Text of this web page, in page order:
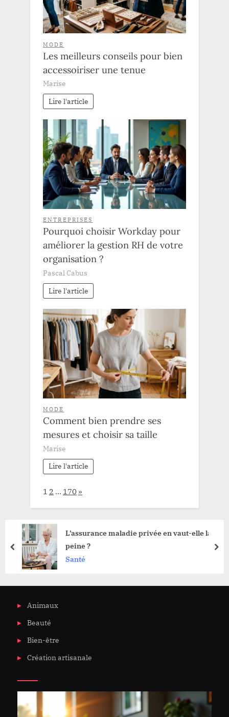
MODE
Les meilleurs conseils pour bien
accessoiriser une tenue
Marise
Lire l'article
ENTREPRISES
Pourquoi choisir Workday pour
améliorer la gestion RH de votre
organisation ?
Pascal Cabus
Lire l'article
MODE
Comment bien prendre ses
mesures et choisir sa taille
Marise
Lire l'article
Page:
1 2 … 170 Next
»
L’assurance maladie privée en vaut-elle la
peine ?
Santé
prev
Animaux
Beauté
Bien-être
Création artisanale